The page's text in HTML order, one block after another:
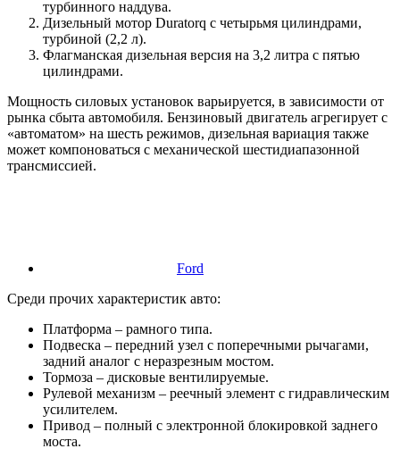
турбинного наддува.
Дизельный мотор Duratorq с четырьмя цилиндрами,
турбиной (2,2 л).
Флагманская дизельная версия на 3,2 литра с пятью
цилиндрами.
Мощность силовых установок варьируется, в зависимости от
рынка сбыта автомобиля. Бензиновый двигатель агрегирует с
«автоматом» на шесть режимов, дизельная вариация также
может компоноваться с механической шестидиапазонной
трансмиссией.
Ford
Среди прочих характеристик авто:
Платформа – рамного типа.
Подвеска – передний узел с поперечными рычагами,
задний аналог с неразрезным мостом.
Тормоза – дисковые вентилируемые.
Рулевой механизм – реечный элемент с гидравлическим
усилителем.
Привод – полный с электронной блокировкой заднего
моста.